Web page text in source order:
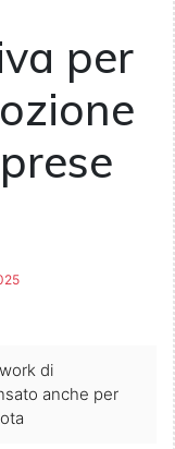
per
di
anche per